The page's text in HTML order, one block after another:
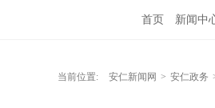
首页 新闻中
当前位置: 安仁新闻网 > 安仁政务